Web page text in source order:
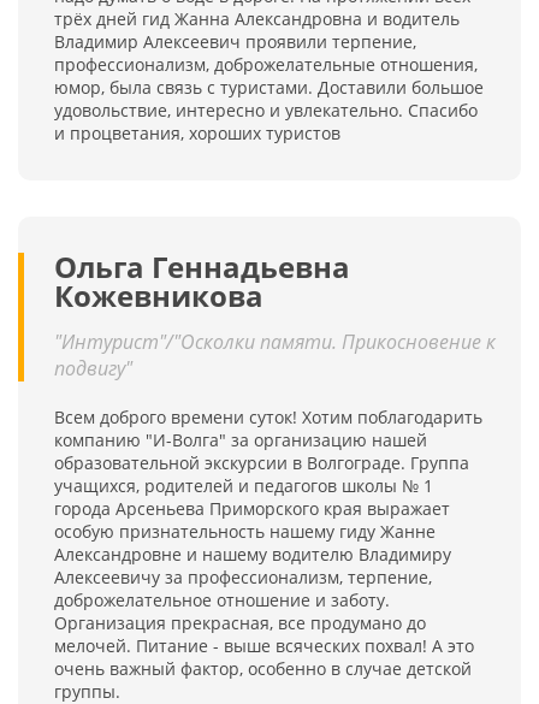
трёх дней гид Жанна Александровна и водитель
Владимир Алексеевич проявили терпение,
профессионализм, доброжелательные отношения,
юмор, была связь с туристами. Доставили большое
удовольствие, интересно и увлекательно. Спасибо
и процветания, хороших туристов
Ольга Геннадьевна
Кожевникова
"Интурист"/"Осколки памяти. Прикосновение к
подвигу"
Всем доброго времени суток! Хотим поблагодарить
компанию "И-Волга" за организацию нашей
образовательной экскурсии в Волгограде. Группа
учащихся, родителей и педагогов школы № 1
города Арсеньева Приморского края выражает
особую признательность нашему гиду Жанне
Александровне и нашему водителю Владимиру
Алексеевичу за профессионализм, терпение,
доброжелательное отношение и заботу.
Организация прекрасная, все продумано до
мелочей. Питание - выше всяческих похвал! А это
очень важный фактор, особенно в случае детской
группы.